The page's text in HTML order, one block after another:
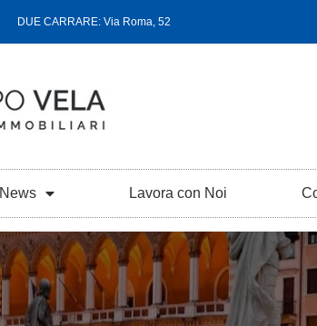
DUE CARRARE: Via Roma, 52
News Lavora con Noi